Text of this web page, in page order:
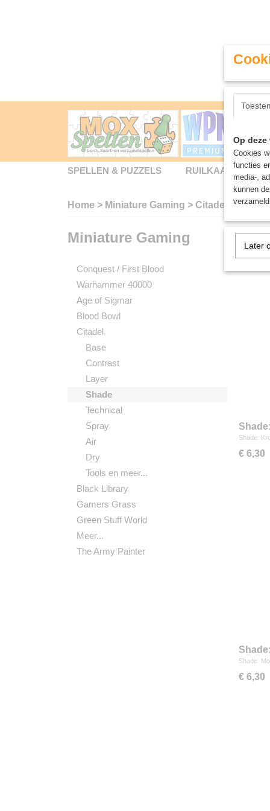
SPELLEN & PUZZELS RUILKAARTEN
Home > Miniature Gaming > Citadel >Shade
Miniature Gaming
Conquest / First Blood
Warhammer 40000
Age of Sigmar
Blood Bowl
Citadel
Base
Contrast
Layer
Shade
Technical
Spray
Air
Dry
Tools en meer...
Black Library
Gamers Grass
Green Stuff World
Meer...
The Army Painter
Shade:
€ 6,30
Shade:
€ 6,30
Op
Cookies
functies
media-,
kunnen
Later